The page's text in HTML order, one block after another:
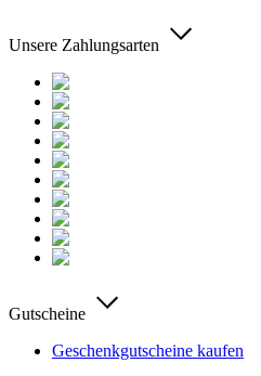
Unsere Zahlungsarten
Gutscheine
Geschenkgutscheine kaufen